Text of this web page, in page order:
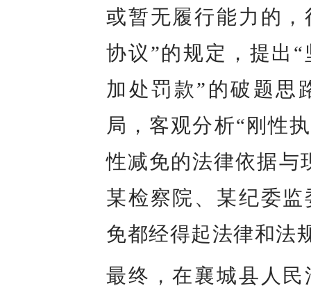
或暂无履行能力的
协议”的规定，提出
加处罚款”的破题思
局，客观分析“刚性
性减免的法律依据与
某检察院、某纪委
免都经得起法律和法
最终，在襄城县人